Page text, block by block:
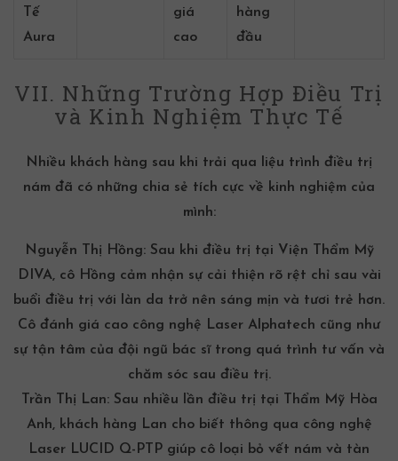
Tế
Aura
giá
cao
hàng
đầu
VII. Những Trường Hợp Điều Trị
và Kinh Nghiệm Thực Tế
Nhiều khách hàng sau khi trải qua liệu trình điều trị
nám đã có những chia sẻ tích cực về kinh nghiệm của
mình:
Nguyễn Thị Hồng:Sau khi điều trị tại Viện Thẩm Mỹ
DIVA, cô Hồng cảm nhận sự cải thiện rõ rệt chỉ sau vài
buổi điều trị với làn da trở nên sáng mịn và tươi trẻ hơn.
Cô đánh giá cao công nghệ Laser Alphatech cũng như
sự tận tâm của đội ngũ bác sĩ trong quá trình tư vấn và
chăm sóc sau điều trị.
Trần Thị Lan:Sau nhiều lần điều trị tại Thẩm Mỹ Hòa
Anh, khách hàng Lan cho biết thông qua công nghệ
Laser LUCID Q-PTP giúp cô loại bỏ vết nám và tàn